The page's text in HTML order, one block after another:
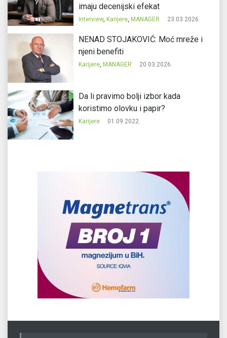
imaju decenijski efekat
Interview, Karijere, MANAGER 23.03.2026.
NENAD STOJAKOVIĆ: Moć mreže i
njeni benefiti
Karijere, MANAGER 20.03.2026.
Da li pravimo bolji izbor kada
koristimo olovku i papir?
Karijere 01.09.2022.